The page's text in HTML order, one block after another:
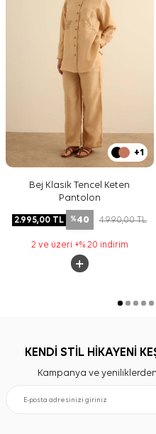
+1
Bej Klasik Tencel Keten
Pantolon
2.995,00 TL %40 4.990,00TL
2 ve üzeri +% 20 indirim
KENDİ STİL HİKAYENİ
Kampanya ve